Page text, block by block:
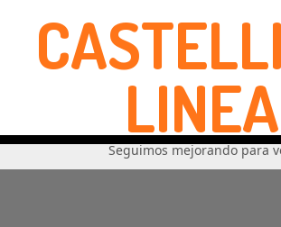
LINEA
Seguimos mejorando para